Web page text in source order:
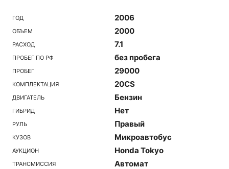
ГОД 2006
ОБЪЕМ 2000
РАСХОД 7.1
ПРОБЕГ ПО РФ без пробега
ПРОБЕГ 29000
КОМПЛЕКТАЦИЯ 20CS
ДВИГАТЕЛЬ Бензин
ГИБРИД Нет
РУЛЬ Правый
КУЗОВ Микроавтобус
АУКЦИОН Honda Tokyo
ТРАНСМИССИЯ Автомат